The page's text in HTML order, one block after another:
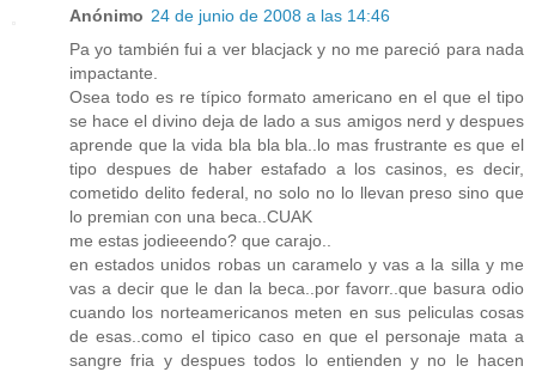
Anónimo 24 de junio de 2008 a las 14:46
Pa yo también fui a ver blacjack y no me pareció para nada
impactante.
Osea todo es re típico formato americano en el que el tipo
se hace el divino deja de lado a sus amigos nerd y despues
aprende que la vida bla bla bla..lo mas frustrante es que el
tipo despues de haber estafado a los casinos, es decir,
cometido delito federal, no solo no lo llevan preso sino que
lo premian con una beca..CUAK
me estas jodieeendo? que carajo..
en estados unidos robas un caramelo y vas a la silla y me
vas a decir que le dan la beca..por favorr..que basura odio
cuando los norteamericanos meten en sus peliculas cosas
de esas..como el tipico caso en que el personaje mata a
sangre fria y despues todos lo entienden y no le hacen